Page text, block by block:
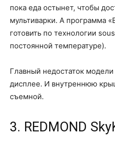
пока еда остынет, чтобы
мультиварки. А программа
готовить по технологии
постоянной температуре).
Главный недостаток
дисплее. И внутреннюю
съемной.
3. REDMOND